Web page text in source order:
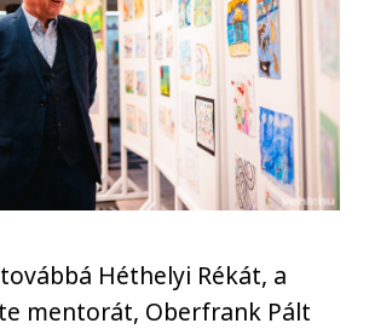
Héthelyi Rékát, a
mentorát, Oberfrank Pált